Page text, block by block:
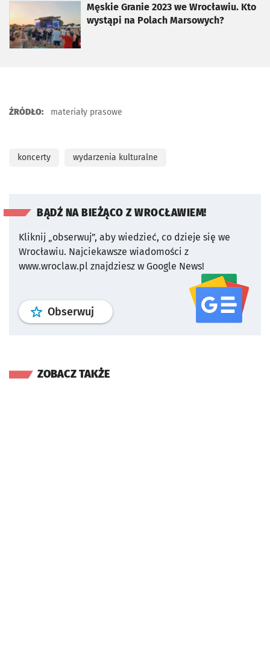
Męskie Granie 2023 we Wrocławiu. Kto
wystąpi na Polach Marsowych?
otworzy się w nowej karcie
ŹRÓDŁO: materiały prasowe
koncerty wydarzenia kulturalne
BĄDŹ NA BIEŻĄCO Z WROCŁAWIEM!
Kliknij „obserwuj”, aby wiedzieć, co dzieje się we
Wrocławiu. Najciekawsze wiadomości z
www.wroclaw.pl znajdziesz w Google News!
Obserwuj profil serwisu
ZOBACZ TAKŻE